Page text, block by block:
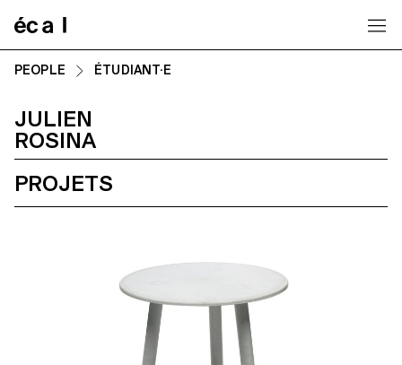
PEOPLE ÉTUDIANT·E
JULIEN
ROSINA
PROJETS